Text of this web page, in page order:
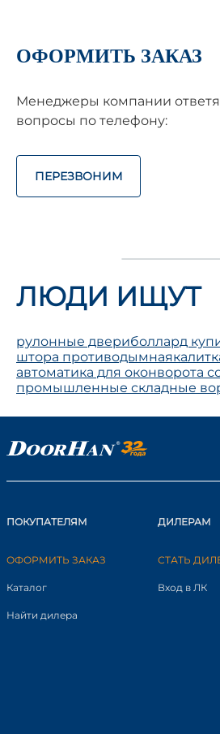
ОФОРМИТЬ ЗАКАЗ
Менеджеры компании
вопросы по телефону:
ПЕРЕЗВОНИМ
ЛЮДИ ИЩУТ
рулонные двериболлард
штора противодымная
автоматика для оконворота
промышленные складные
ПОКУПАТЕЛЯМ
ОФОРМИТЬ ЗАКАЗ
Каталог
Найти дилера
ДИЛЕРАМ
СТАТЬ
Вход в ЛК